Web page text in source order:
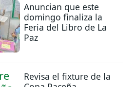
Anuncian que este
domingo finaliza la
Feria del Libro de La
Paz
Revisa el fixture de la